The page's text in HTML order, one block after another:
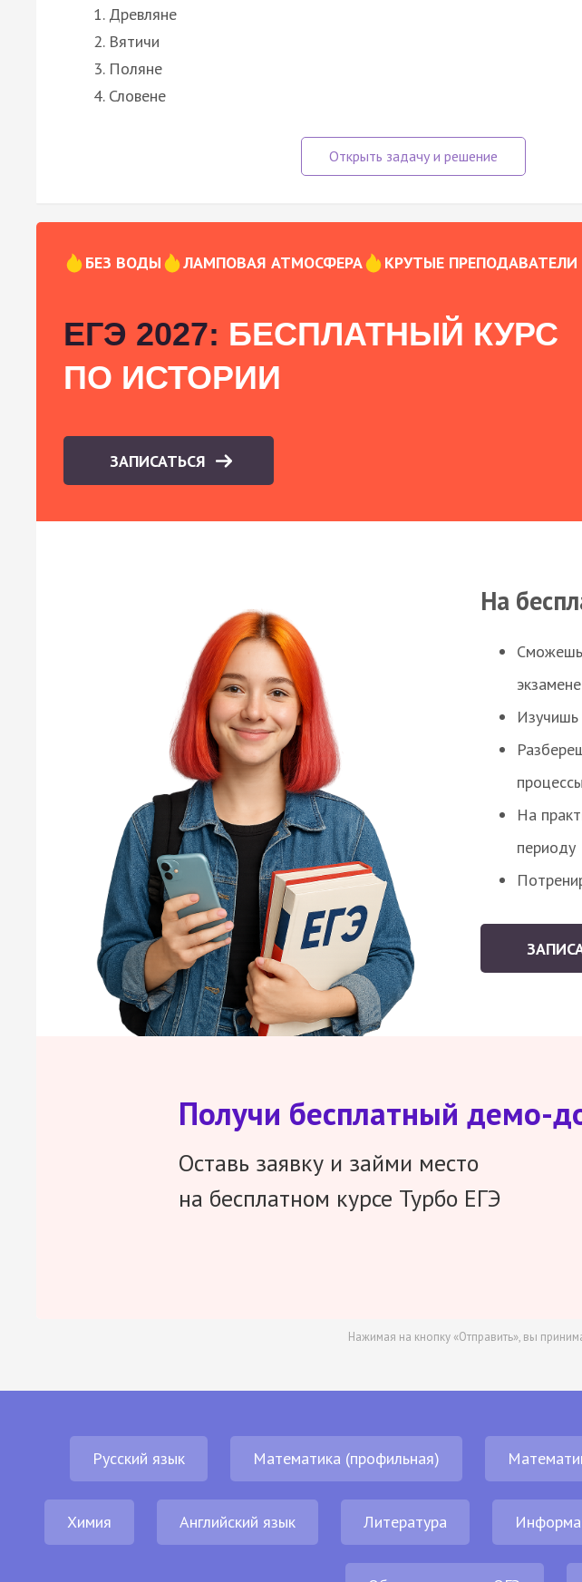
Древляне
Вятичи
Поляне
Словене
БЕЗ ВОДЫ ЛАМПОВАЯ АТМОСФЕРА КРУТЫЕ ПРЕПОДАВАТЕЛИ
ЕГЭ 2027: БЕСПЛАТНЫЙ КУРС
ПО ИСТОРИИ
ЗАПИСАТЬСЯ
На
Сможешь
Изучишь
процессы
На
периоду
Получи бесплатный демо-
Оставь заявку и займи место
на бесплатном курсе Турбо ЕГЭ
Нажимая на кнопку «Отправить», вы
Русский язык Математика (профильная)
Химия Английский язык Литература